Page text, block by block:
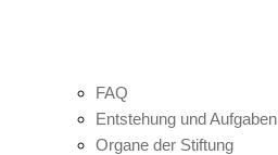
FAQ
Entstehung und Aufgaben
Organe der Stiftung